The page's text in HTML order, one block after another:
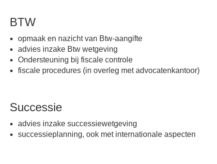
BTW
opmaak en nazicht van Btw-aangifte
advies inzake Btw wetgeving
Ondersteuning bij fiscale controle
fiscale procedures (in overleg met advocatenkantoor)
Successie
advies inzake successiewetgeving
successieplanning, ook met internationale aspecten